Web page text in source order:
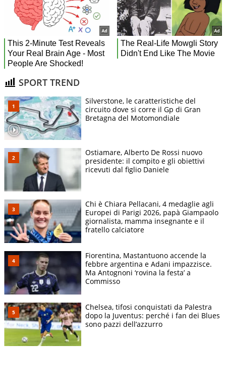
SPORT TREND
Silverstone, le caratteristiche del
circuito dove si corre il Gp di Gran
Bretagna del Motomondiale
Ostiamare, Alberto De Rossi nuovo
presidente: il compito e gli obiettivi
ricevuti dal figlio Daniele
Chi è Chiara Pellacani, 4 medaglie agli
Europei di Parigi 2026, papà Giampaolo
giornalista, mamma insegnante e il
fratello calciatore
Fiorentina, Mastantuono accende la
febbre argentina e Adani impazzisce.
Ma Antognoni ‘rovina la festa’ a
Commisso
Chelsea, tifosi conquistati da Palestra
dopo la Juventus: perché i fan dei Blues
sono pazzi dell’azzurro